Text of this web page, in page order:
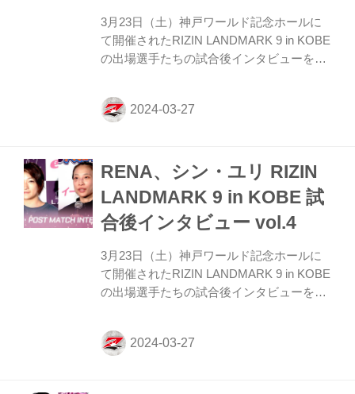
かったです。 ーー試合前に技術の戦いを見
せたいというお...
3月23日（土）神戸ワールド記念ホールに
て開催されたRIZIN LANDMARK 9 in KOBE
の出場選手たちの試合後インタビューを公
と思いました」 ーー試合後の率直な感想を
お聞かせいただけますか。 萩原 またちょ
いう結果だったので、限界なのかと思いま
した。 ーー限界というのは？ 萩原 本気で
世界のトップを目指してやってきたんです
けど、そういうのを考えたときに今日の結
相手はライト級では元王者の武田選手でし
た。今回フェザー...
RENA、シン・ユリ RIZIN
LANDMARK 9 in KOBE 試
合後インタビュー vol.4
3月23日（土）神戸ワールド記念ホールに
て開催されたRIZIN LANDMARK 9 in KOBE
の出場選手たちの試合後インタビューを公
ン・ユリ選手がタフだった」 ーー試合後の
率直な感想をお聞かせいただけますか。